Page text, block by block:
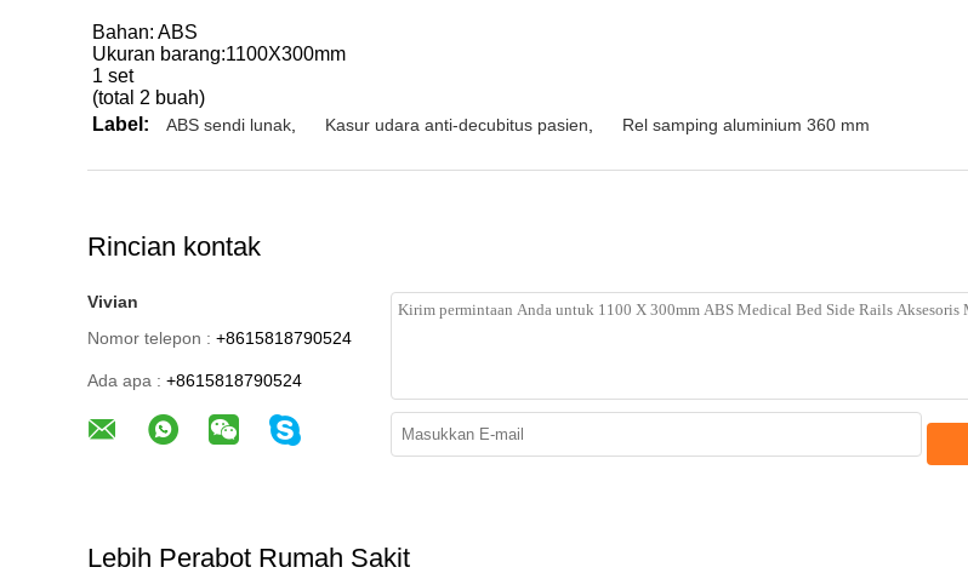
Bahan: ABS
Ukuran barang:1100X300mm
1 set
(total 2 buah)
Label:
ABS sendi lunak Kasur udara anti-decubitus pasien Rel samping aluminium 360 mm
Rincian kontak
Vivian
Nomor telepon : +8615818790524
Ada apa : +8615818790524
Lebih Perabot Rumah Sakit